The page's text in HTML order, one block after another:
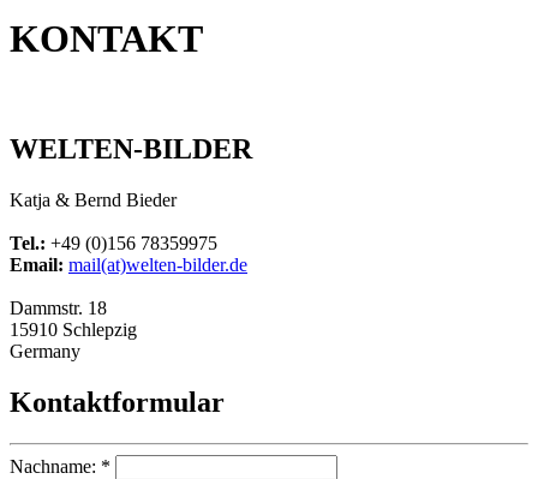
KONTAKT
WELTEN-BILDER
Katja & Bernd Bieder
Tel.: +49 (0)156 78359975
Email: mail(at)welten-bilder.de
Dammstr. 18
15910 Schlepzig
Germany
Kontaktformular
Nachname: *